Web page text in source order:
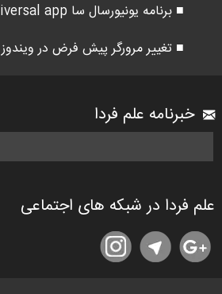
■ برنامه یونیورسال سا Universal app چیه ؟
■ تغییر مرورگر پیش فرض در ویندوز 10
خبرنامه علم فردا
علم فردا در شبکه های اجتماعی